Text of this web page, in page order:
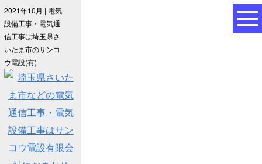
2021年10月 | 電気
設備工事・電気通
信工事は埼玉県さ
いたま市のサンコ
ウ電設(有)